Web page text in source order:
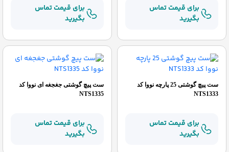
برای قیمت تماس
بگیرید
برای قیمت تماس
بگیرید
ست پیچ گوشتی 25 پارچه نووا کد
NTS1333
برای قیمت تماس
بگیرید
ست پیچ گوشتی جغجغه ای نووا کد
NTS1335
برای قیمت تماس
بگیرید